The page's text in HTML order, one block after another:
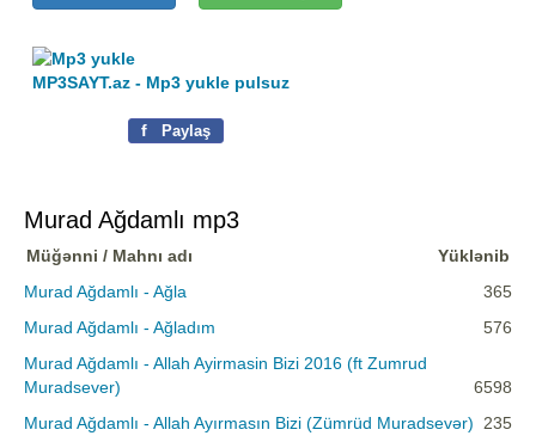
MP3SAYT.az - Mp3 yukle pulsuz
f Paylaş
Murad Ağdamlı mp3
Müğənni / Mahnı adı
Yüklənib
Murad Ağdamlı - Ağla
365
Murad Ağdamlı - Ağladım
576
Murad Ağdamlı - Allah Ayirmasin Bizi 2016 (ft Zumrud
Muradsever)
6598
Murad Ağdamlı - Allah Ayırmasın Bizi (Zümrüd Muradsevər)
235